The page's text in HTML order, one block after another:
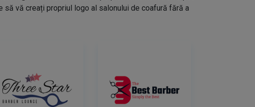
vă creați propriul logo al salonului de coafură fără a